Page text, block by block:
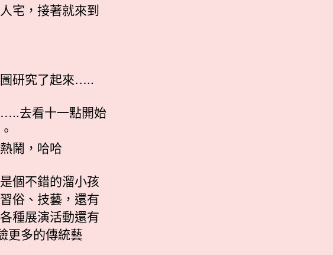
宅，接著就來到
研究了起來…..
去看十一點開始
鬧，哈哈
個不錯的溜小孩
俗、技藝，還有
種展演活動還有
更多的傳統藝